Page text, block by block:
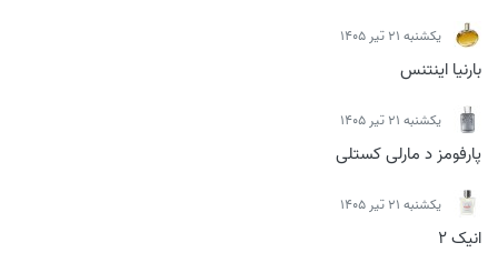
يكشنبه 21 تیر 1405
بارنیا اینتنس
يكشنبه 21 تیر 1405
پارفومز د مارلی کستلی
يكشنبه 21 تیر 1405
انیک 2